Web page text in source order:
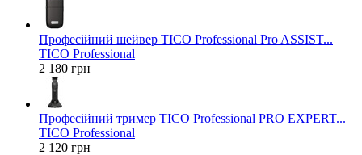
Професійний шейвер TICO Professional Pro ASSIST...
TICO Professional
2 180 грн
Професійний тример TICO Professional PRO EXPERT...
TICO Professional
2 120 грн